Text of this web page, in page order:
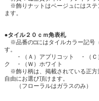
※飾りナットはベージュにはステ
ます。
●タイル２０ｃｍ角表札
※品番の□にはタイルカラー記号
す。
・（Ａ）アプリコット ・（Ｃ
ク ・（Ｗ）ホワイト
※飾り柄は、掲載されている正方
自由にお選び頂けます。
（フローラルはガラスのみ）